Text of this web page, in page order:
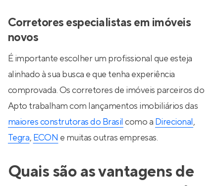
Corretores especialistas em imóveis
novos
É importante escolher um profissional que esteja
alinhado à sua busca e que tenha experiência
comprovada. Os corretores de imóveis parceiros do
Apto trabalham com lançamentos imobiliários das
maiores construtoras do Brasil como a Direcional,
Tegra, ECON e muitas outras empresas.
Quais são as vantagens de